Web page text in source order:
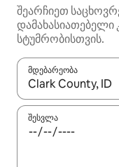
შეარჩიეთ
სტუმრობისთვის.
მდებარეობა
როცა შედეგები
შესვლა